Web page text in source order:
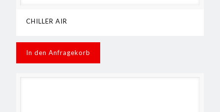
CHILLER AIR
In den Anfragekorb